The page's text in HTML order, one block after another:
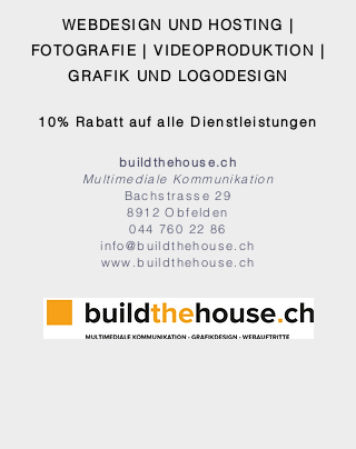
WEBDESIGN UND HOSTING |
FOTOGRAFIE | VIDEOPRODUKTION |
GRAFIK UND LOGODESIGN
10% Rabatt auf alle Dienstleistungen
buildthehouse.ch
Multimediale Kommunikation
Bachstrasse 29
8912 Obfelden
044 760 22 86
info@buildthehouse.ch
www.buildthehouse.ch